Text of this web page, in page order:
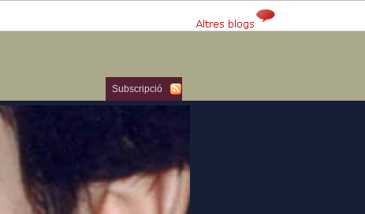
Subscripció